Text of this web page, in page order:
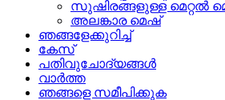
സുഷിരങ്ങളുള്ള മെറ്റൽ
അലങ്കാര മെഷ്
ഞങ്ങളേക്കുറിച്ച്
കേസ്
പതിവുചോദ്യങ്ങൾ
വാർത്ത
ഞങ്ങളെ സമീപിക്കുക